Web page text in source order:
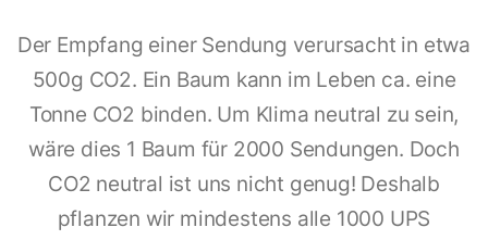
Der Empfang einer Sendung verursacht in etwa
500g CO2. Ein Baum kann im Leben ca. eine
Tonne CO2 binden. Um Klima neutral zu sein,
wäre dies 1 Baum für 2000 Sendungen. Doch
CO2 neutral ist uns nicht genug! Deshalb
pflanzen wir mindestens alle 1000 UPS